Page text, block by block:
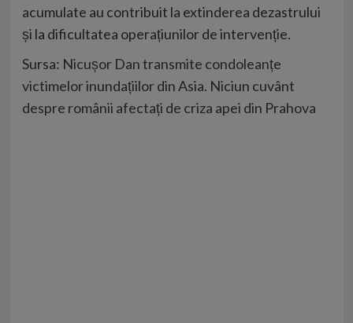
acumulate au contribuit la extinderea dezastrului
și la dificultatea operațiunilor de intervenție.
Sursa: Nicușor Dan transmite condoleanțe
victimelor inundațiilor din Asia. Niciun cuvânt
despre românii afectați de criza apei din Prahova